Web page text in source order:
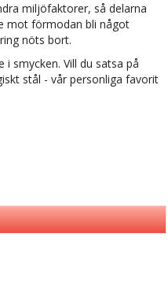
miljöfaktorer, så delarna
mot förmodan bli något
nöts bort.
smycken. Vill du satsa på
stål - vår personliga favorit